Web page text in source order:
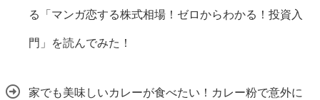
る「マンガ恋する株式相場！ゼロからわかる！投資入
門」を読んでみた！
家でも美味しいカレーが食べたい！カレー粉で意外に